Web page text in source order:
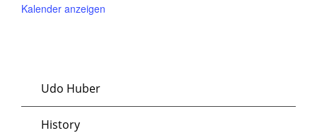
Kalender anzeigen
Udo Huber
History